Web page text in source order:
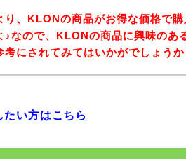
り、KLONの商品がお得な価格で購
♪なので、KLONの商品に興味のあ
にされてみてはいかがでしょうか
い方はこちら